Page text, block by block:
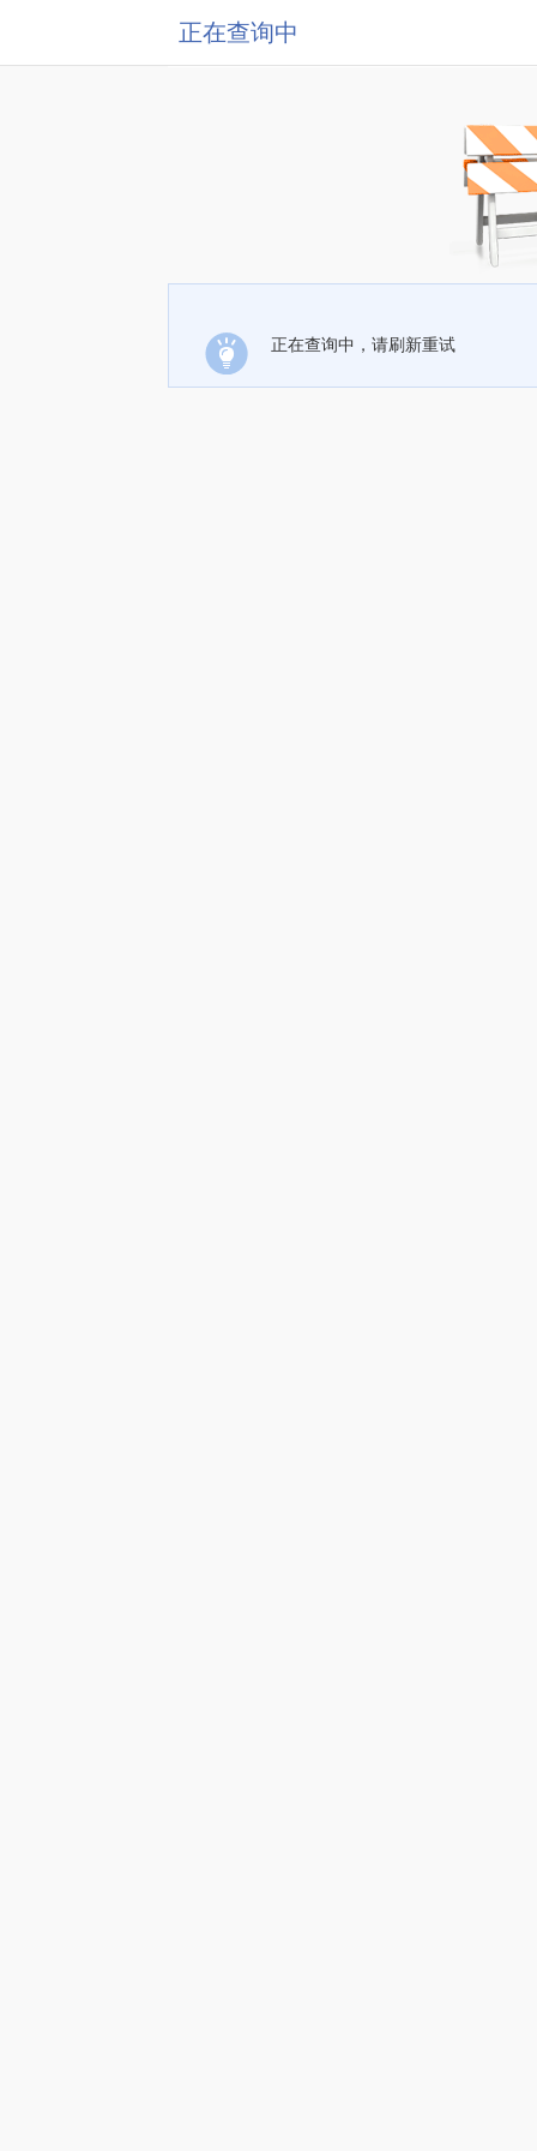
正在查询中
正在查询中，请刷新重试